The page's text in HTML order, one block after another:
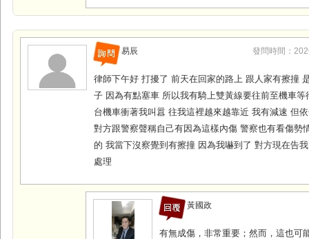
易辰 發問時間：
律師下午好 打擾了 前天在回家的路上 跟人家有擦撞
子 因為有點塞車 所以我有騎上雙黃線要往前至機車等
台機車衝著我叫囂 往我這裡越來越靠近 我有減速 但
對方跟警察聲稱自己有因為這樣內傷 警察也有看傷勢
的 我當下沒察覺到有擦撞 因為我嚇到了 對方現在告
處理
黃國政
有無成傷，非常重要；然而，這也可